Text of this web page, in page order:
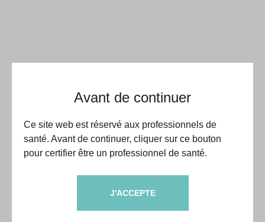
Avant de continuer
Ce site web est réservé aux professionnels de
santé. Avant de continuer, cliquer sur ce bouton
pour certifier être un professionnel de santé.
J'ACCEPTE